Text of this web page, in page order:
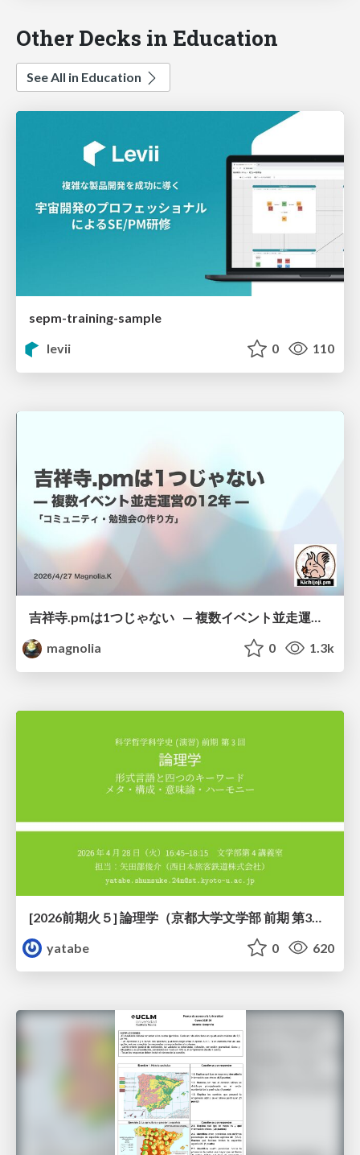
Other Decks in Education
See All in Education
sepm-training-sample
levii
0 110
吉祥寺.pmは1つじゃない — 複数イベント並走運営の12年 —
magnolia
0 1.3k
yatabe
0 620